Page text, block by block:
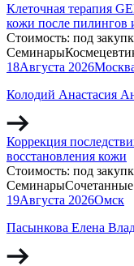
Клеточная терапия
кожи после пилингов
Стоимость: под
Семинары
18Августа 2026
Колодий Анастасия
Коррекция
восстановления кожи
Стоимость: под
Семинары
19Августа 2026Омск
Пасынкова Елена